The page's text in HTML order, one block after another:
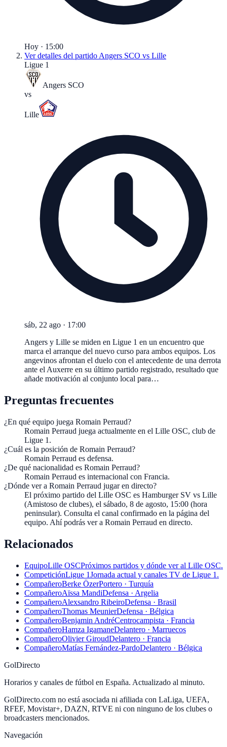
Hoy · 15:00
Ver detalles del partido Angers SCO vs Lille
Ligue 1
Angers SCO
vs
Lille
sáb, 22 ago · 17:00
Angers y Lille se miden en Ligue 1 en un encuentro que
marca el arranque del nuevo curso para ambos equipos. Los
angevinos afrontan el duelo con el antecedente de una derrota
ante el Auxerre en su último partido registrado, resultado que
añade motivación al conjunto local para…
Preguntas frecuentes
¿En qué equipo juega Romain Perraud?
Romain Perraud juega actualmente en el Lille OSC, club de
Ligue 1.
¿Cuál es la posición de Romain Perraud?
Romain Perraud es defensa.
¿De qué nacionalidad es Romain Perraud?
Romain Perraud es internacional con Francia.
¿Dónde ver a Romain Perraud jugar en directo?
El próximo partido del Lille OSC es Hamburger SV vs Lille
(Amistoso de clubes), el sábado, 8 de agosto, 15:00 (hora
peninsular). Consulta el canal confirmado en la página del
equipo. Ahí podrás ver a Romain Perraud en directo.
Relacionados
EquipoLille OSCPróximos partidos y dónde ver al Lille OSC.
CompeticiónLigue 1Jornada actual y canales TV de Ligue 1.
CompañeroBerke ÖzerPortero · Turquía
CompañeroAïssa MandiDefensa · Argelia
CompañeroAlexsandro RibeiroDefensa · Brasil
CompañeroThomas MeunierDefensa · Bélgica
CompañeroBenjamin AndréCentrocampista · Francia
CompañeroHamza IgamaneDelantero · Marruecos
CompañeroOlivier GiroudDelantero · Francia
CompañeroMatías Fernández-PardoDelantero · Bélgica
GolDirecto
Horarios y canales de fútbol en España. Actualizado al minuto.
GolDirecto.com no está asociada ni afiliada con LaLiga, UEFA,
RFEF, Movistar+, DAZN, RTVE ni con ninguno de los clubes o
broadcasters mencionados.
Navegación